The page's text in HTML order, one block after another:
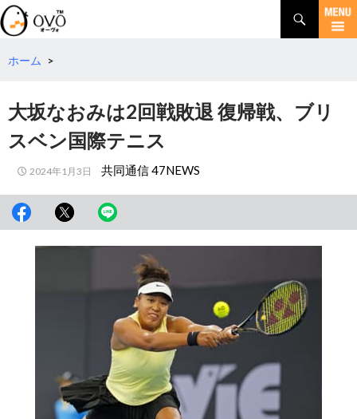
検
索
コ
テ
へ
動
ホーム >
大坂なおみは2回戦敗退 復帰戦、ブリ
スベン国際テニス
2024年1月3日 共同通信 47NEWS